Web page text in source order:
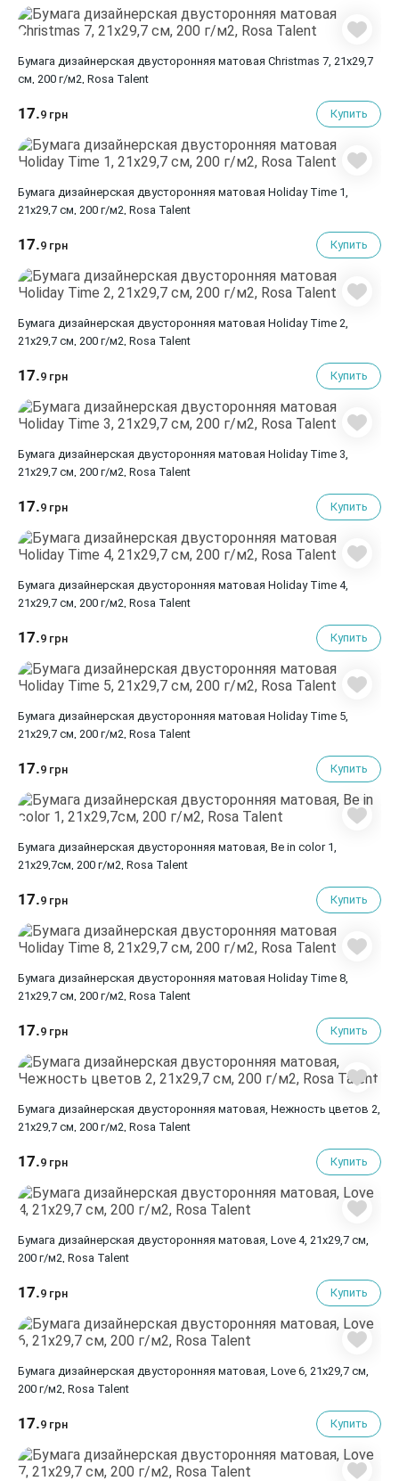
Бумага дизайнерская двусторонняя матовая Christmas 7, 21х29,7
см, 200 г/м2, Rosa Talent
17.9 грн Купить
Бумага дизайнерская двусторонняя матовая Holiday Time 1,
21х29,7 см, 200 г/м2, Rosa Talent
17.9 грн Купить
Бумага дизайнерская двусторонняя матовая Holiday Time 2,
21х29,7 см, 200 г/м2, Rosa Talent
17.9 грн Купить
Бумага дизайнерская двусторонняя матовая Holiday Time 3,
21х29,7 см, 200 г/м2, Rosa Talent
17.9 грн Купить
Бумага дизайнерская двусторонняя матовая Holiday Time 4,
21х29,7 см, 200 г/м2, Rosa Talent
17.9 грн Купить
Бумага дизайнерская двусторонняя матовая Holiday Time 5,
21х29,7 см, 200 г/м2, Rosa Talent
17.9 грн Купить
Бумага дизайнерская двусторонняя матовая, Be in color 1,
21х29,7см, 200 г/м2, Rosa Talent
17.9 грн Купить
Бумага дизайнерская двусторонняя матовая Holiday Time 8,
21х29,7 см, 200 г/м2, Rosa Talent
17.9 грн Купить
Бумага дизайнерская двусторонняя матовая, Нежность цветов 2,
21х29,7 см, 200 г/м2, Rosa Talent
17.9 грн Купить
Бумага дизайнерская двусторонняя матовая, Love 4, 21х29,7 см,
200 г/м2, Rosa Talent
17.9 грн Купить
Бумага дизайнерская двусторонняя матовая, Love 6, 21х29,7 см,
200 г/м2, Rosa Talent
17.9 грн Купить